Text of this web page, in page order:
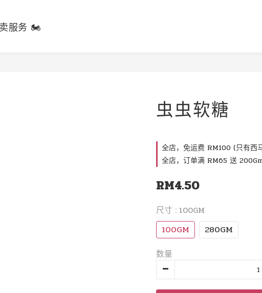
服务 🏍️
虫虫软糖
全店，免运费 RM100 (只有西
全店，订单满 RM65 送
RM4.50
尺寸 : 100GM
100GM 280GM
数量